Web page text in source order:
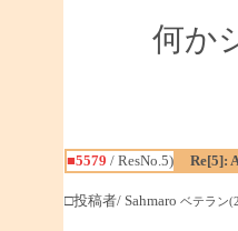
何か
■5579 / ResNo.5) Re[5]:
□投稿者/ Sahmaro ベテラン